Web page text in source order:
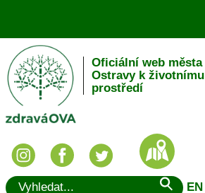
Oficiální web města
Ostravy k životnímu
prostředí
EN